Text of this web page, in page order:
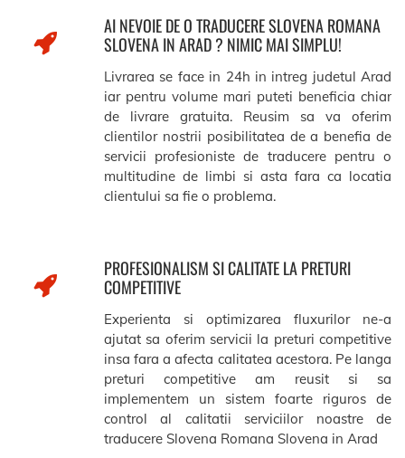
AI NEVOIE DE O TRADUCERE SLOVENA ROMANA
SLOVENA IN ARAD ? NIMIC MAI SIMPLU!
Livrarea se face in 24h in intreg judetul Arad
iar pentru volume mari puteti beneficia chiar
de livrare gratuita. Reusim sa va oferim
clientilor nostrii posibilitatea de a benefia de
servicii profesioniste de traducere pentru o
multitudine de limbi si asta fara ca locatia
clientului sa fie o problema.
PROFESIONALISM SI CALITATE LA PRETURI
COMPETITIVE
Experienta si optimizarea fluxurilor ne-a
ajutat sa oferim servicii la preturi competitive
insa fara a afecta calitatea acestora. Pe langa
preturi competitive am reusit si sa
implementem un sistem foarte riguros de
control al calitatii serviciilor noastre de
traducere Slovena Romana Slovena in Arad